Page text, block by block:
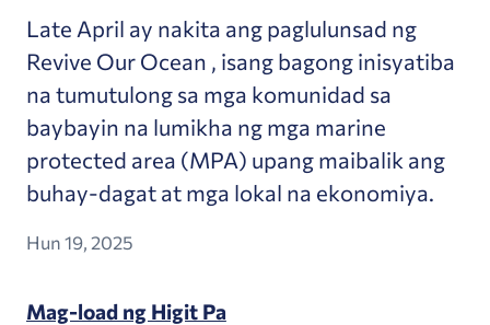
Late April ay nakita ang paglulunsad ng
Revive Our Ocean , isang bagong inisyatiba
na tumutulong sa mga komunidad sa
baybayin na lumikha ng mga marine
protected area (MPA) upang maibalik ang
buhay-dagat at mga lokal na ekonomiya.
Hun 19, 2025
Mag-load ng Higit Pa